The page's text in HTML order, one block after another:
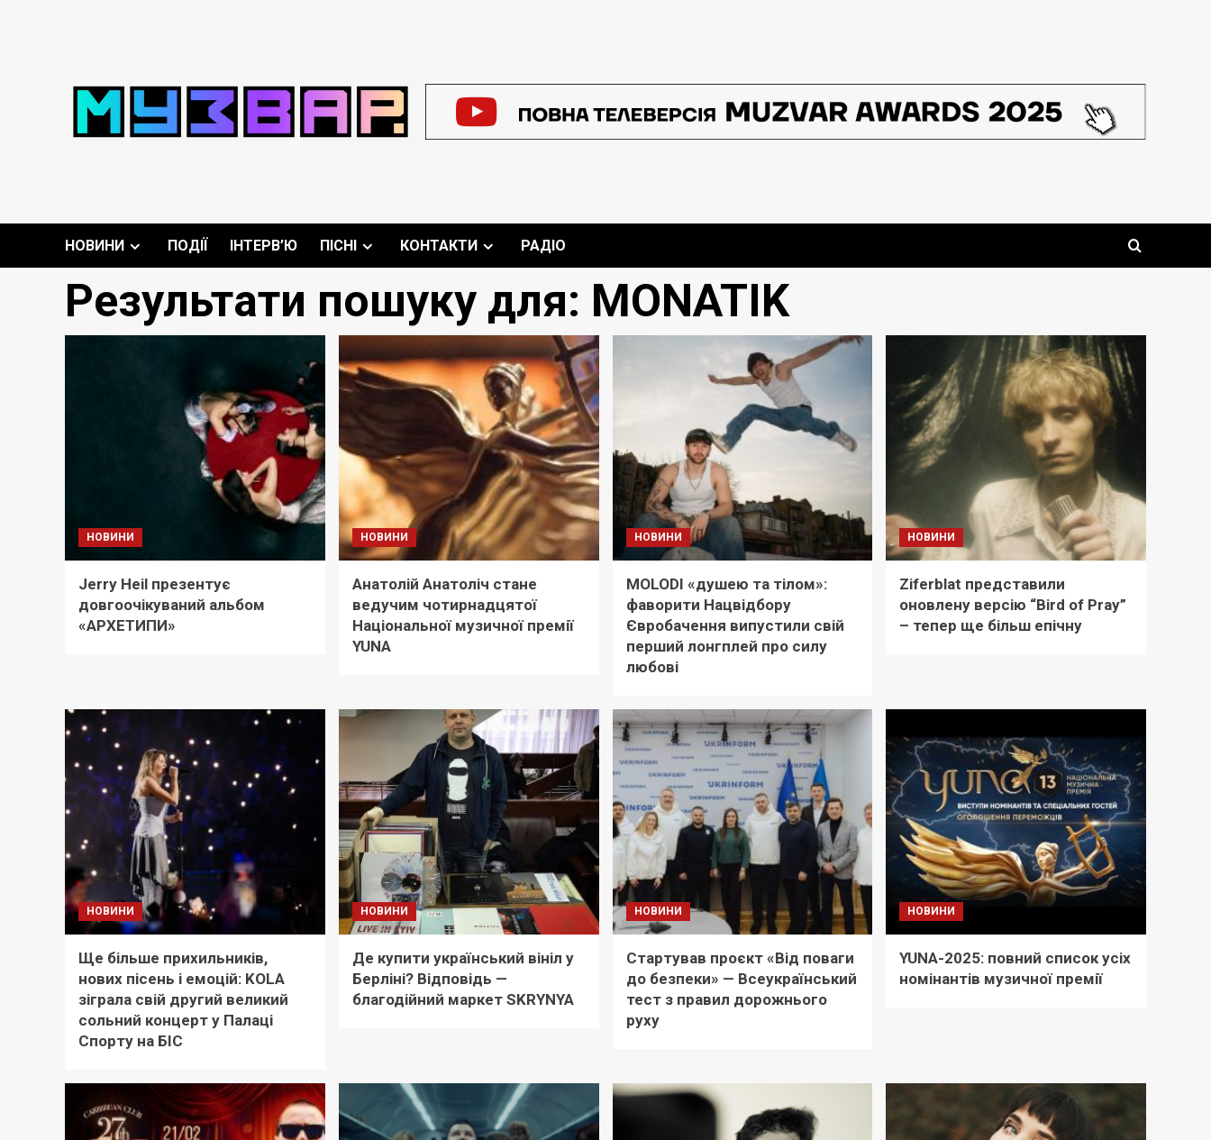
НОВИНИ ПОДІЇ ІНТЕРВ’Ю ПІСНІ КОНТАКТИ РАДІО
Результати пошуку для: MONATIK
НОВИНИ
Jerry Heil презентує
довгоочікуваний альбом
«АРХЕТИПИ»
НОВИНИ
Анатолій Анатоліч стане
ведучим чотирнадцятої
Національної музичної премії
YUNA
НОВИНИ
MOLODI «душею та тілом»:
фаворити Нацвідбору
Євробачення випустили свій
перший лонгплей про силу
любові
НОВИНИ
Ziferblat представили
оновлену версію “Bird of Pray”
– тепер ще більш епічну
НОВИНИ
Ще більше прихильників,
нових пісень і емоцій: KOLA
зіграла свій другий великий
сольний концерт у Палаці
Спорту на БІС
НОВИНИ
Де купити український вініл у
Берліні? Відповідь —
благодійний маркет SKRYNYA
НОВИНИ
Стартував проєкт «Від поваги
до безпеки» — Всеукраїнський
тест з правил дорожнього
руху
НОВИНИ
YUNA-2025: повний список усіх
номінантів музичної премії